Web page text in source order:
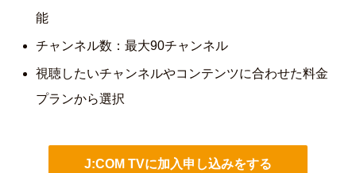
能
チャンネル数：最大90チャンネル
視聴したいチャンネルやコンテンツに合わせた料金
プランから選択
J:COM TVに加入申し込みをする